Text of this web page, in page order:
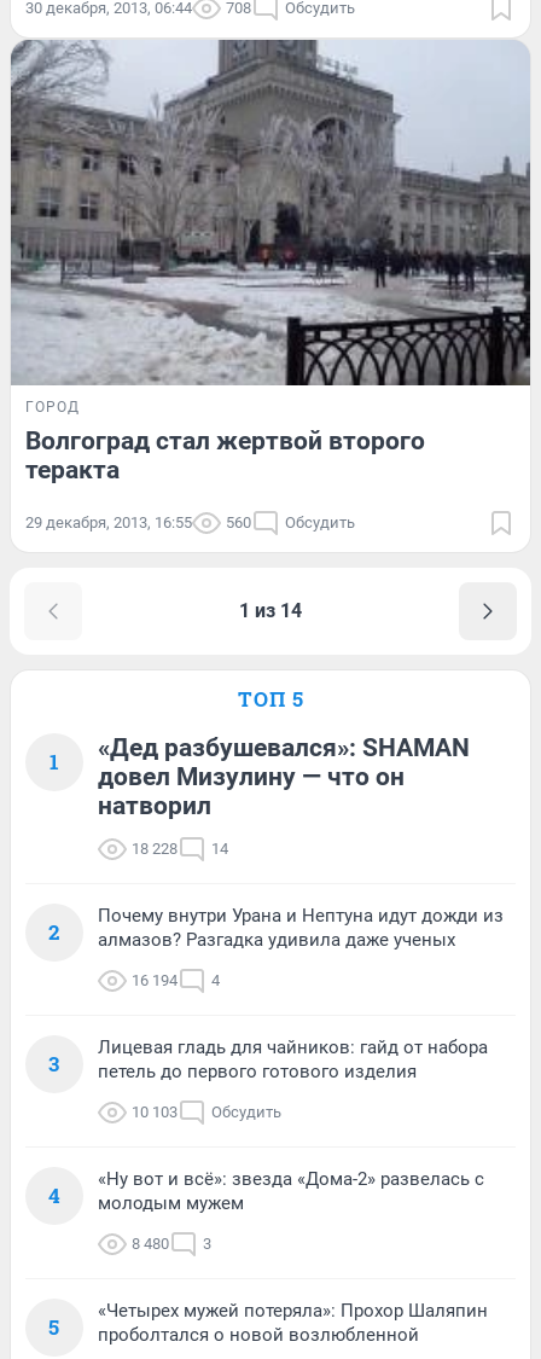
30 декабря, 2013, 06:44 708 Обсудить
ГОРОД
Волгоград стал жертвой второго
теракта
29 декабря, 2013, 16:55 560 Обсудить
1 из 14
ТОП 5
1
«Дед разбушевался»: SHAMAN
довел Мизулину — что он
натворил
18 228 14
2
Почему внутри Урана и Нептуна идут дожди из
алмазов? Разгадка удивила даже ученых
16 194 4
3
Лицевая гладь для чайников: гайд от набора
петель до первого готового изделия
10 103 Обсудить
4
«Ну вот и всё»: звезда «Дома-2» развелась с
молодым мужем
8 480 3
5
«Четырех мужей потеряла»: Прохор Шаляпин
проболтался о новой возлюбленной